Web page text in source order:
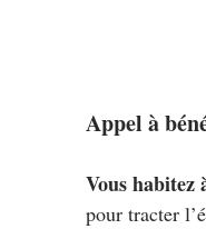
Appel à
Vous habitez
pour tracter